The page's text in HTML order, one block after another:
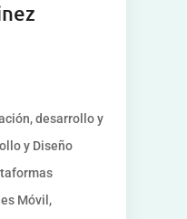
desarrollo y
y Diseño
Móvil,